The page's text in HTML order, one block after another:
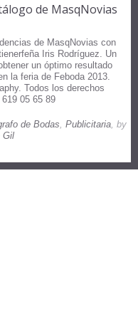
de MasqNovias
de MasqNovias con
Iris Rodríguez. Un
un óptimo resultado
la feria de Feboda 2013.
Todos los derechos
05 65 89
de Bodas Publicitaria , by
Gil